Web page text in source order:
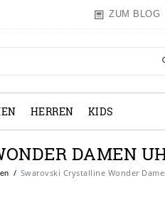
ZUM BLOG
HERREN KIDS
DAMEN
Swarovski Crystalline Wonder